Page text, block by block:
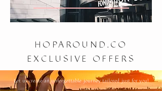
HOPAROUND.CO
EXCLUSIVE OFFERS
Let us create an unforgettable journey tailored just for you!